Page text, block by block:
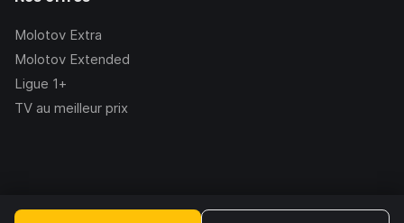
Molotov Extra
Molotov Extended
Ligue 1+
TV au meilleur prix
2.228.1